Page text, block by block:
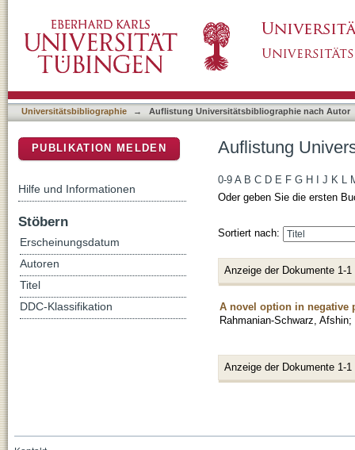
Universitätsbibliographie → Auflistung Universitätsbibliographie nach Autor
Auflistung
0-9 A B C D E F G H J K L
Oder geben Sie die ersten
Sortiert nach:
Anzeige der Dokumente 1-1
A novel option in negative
Rahmanian-Schwarz, Afshin;
Anzeige der Dokumente 1-1
PUBLIKATION MELDEN
Hilfe und Informationen
Stöbern
Erscheinungsdatum
Autoren
Titel
DDC-Klassifikation